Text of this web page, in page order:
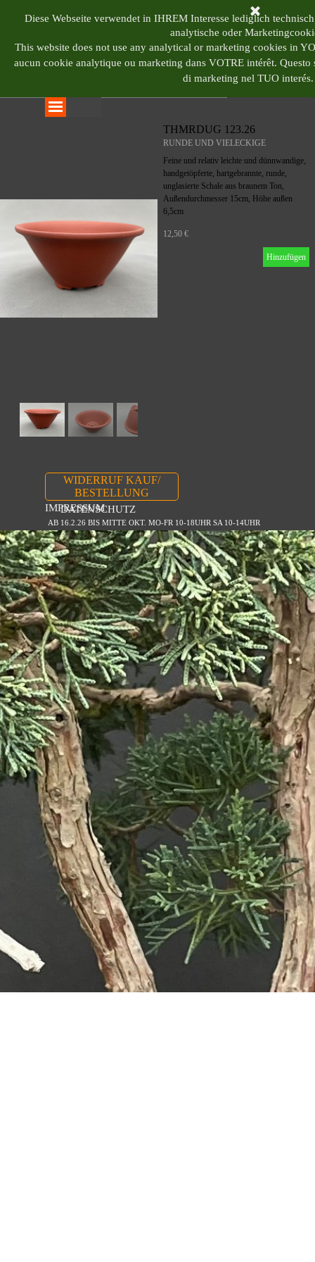
Diese Webseite verwendet in IHREM Interesse lediglich
analytische oder
This website does not use any analytical or marketing cookies in
aucun cookie analytique ou marketing dans VOTRE intérêt. Questo
di marketing nel TUO interés.
BONSAI CENTRUM
Menü überspringen
THMRDUG 123.26
RUNDE UND VIELECKIGE
Feine und relativ leichte und dünnwandige,
handgetöpferte, hartgebrannte, runde,
unglasierte Schale aus braunem Ton,
Außendurchmesser 15cm, Höhe außen
6,5cm
12,50 €
Hinzufügen
WIDERRUF KAUF/
BESTELLUNG
IMPRESSUM
DATENSCHUTZ
AB 16.2.26 BIS MITTE OKT. MO-FR 10-18UHR SA 10-14UHR
Zurück zum Seiteninhalt